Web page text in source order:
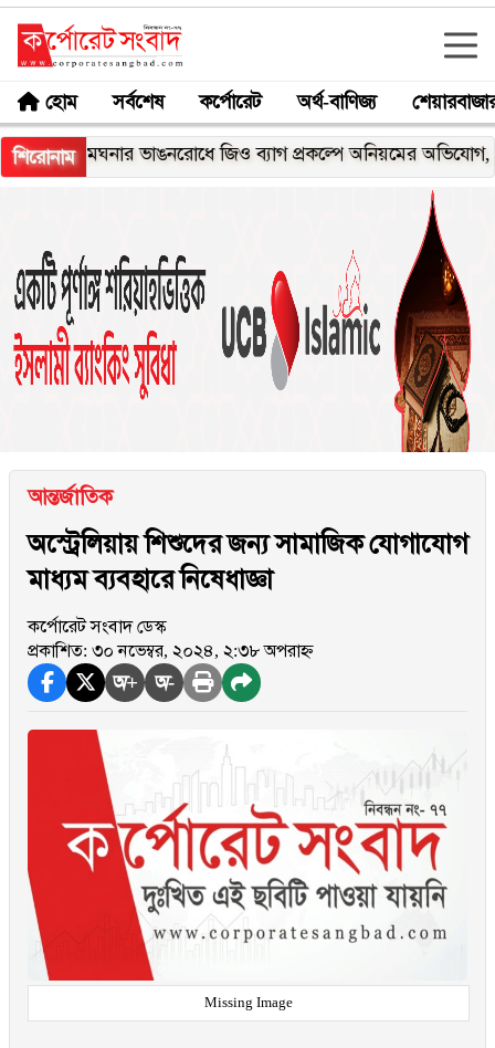
হোম সর্বশেষ কর্পোরেট অর্থ-বাণিজ্য
শিরোনাম
মেঘনার ভাঙনরোধে জিও ব্যাগ প্রকল্পে অনিয়মের অভিযোগ, নদীরকূলে
আন্তর্জাতিক
অস্ট্রেলিয়ায় শিশুদের জন্য সামাজিক যোগাযোগ
মাধ্যম ব্যবহারে নিষেধাজ্ঞা
কর্পোরেট সংবাদ ডেস্ক
প্রকাশিত: ৩০ নভেম্বর, ২০২৪, ২:৩৮ অপরাহ্ন
অ+ অ-
Missing Image